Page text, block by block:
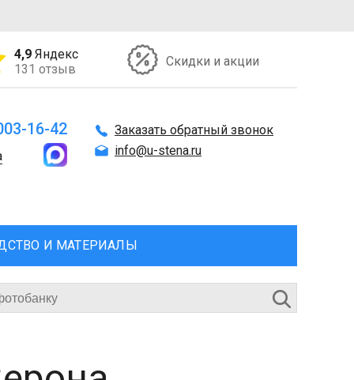
4,9 Яндекс
131 отзыв
Скидки и акции
16-42
Заказать обратный звонок
info@u-stena.ru
И МАТЕРИАЛЫ